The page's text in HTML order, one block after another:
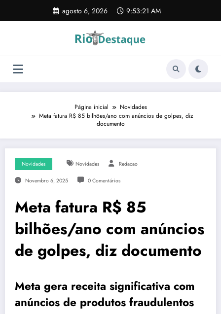
o
agosto 6, 2026 9:53:22 AM
Página inicial
Novidades
Meta fatura R$ 85 bilhões/ano com anúncios de golpes, diz
documento
Novidades Novidades Redacao
Novembro 6, 2025 0 Comentários
Meta fatura R$ 85
bilhões/ano com anúncios
de golpes, diz documento
Meta gera receita significativa com
anúncios de produtos fraudulentos